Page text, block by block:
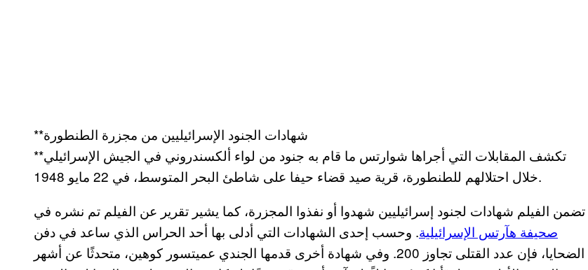
**شهادات الجنود الإسرائيليين من مجزرة الطنطورة
**تكشف المقابلات التي أجراها شوارتس ما قام به جنود من لواء ألكسندروني في الجيش الإسرائيلي
خلال احتلالهم للطنطورة، قرية صيد قضاء حيفا على شاطئ البحر المتوسط، في 22 مايو 1948.
تضمن الفيلم شهادات لجنود إسرائيليين شهدوا أو نفذوا المجزرة، كما يشير تقرير عن الفيلم تم نشره في
صحيفة هآرتس الإسرائيلية. وحسب إحدى الشهادات التي أدلى بها أحد الحراس الذي ساعد في دفن
الضحايا، فإن عدد القتلى تجاوز 200. وفي شهادة أخرى قدمها الجندي عميتسور كوهين، متحدثًا عن أشهر